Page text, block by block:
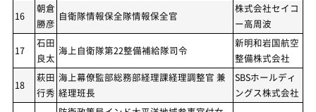
16
朝倉
勝彦
自衛隊情報保全隊情報保全官
株式会社セイコ
ー高周波
17
石田
良太
海上自衛隊第22整備補給隊司令
新明和岩国航空
整備株式会社
18
萩田
行秀
海上幕僚監部総務部経理課経理調整官 兼
経理班長
SBSホールディ
ングス株式会社